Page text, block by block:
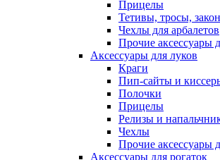
Прицелы
Тетивы, тросы,
Чехлы для арбалетов
Прочие аксессуары
Аксессуары для луков
Краги
Пип-сайты и
Полочки
Прицелы
Релизы и
Чехлы
Прочие аксессуары
Аксессуары для рогаток